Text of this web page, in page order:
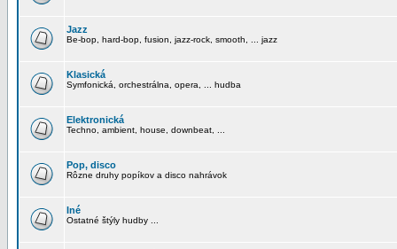
Jazz
Be-bop, hard-bop, fusion, jazz-rock, smooth, ... jazz
Klasická
Symfonická, orchestrálna, opera, ... hudba
Elektronická
Techno, ambient, house, downbeat, ...
Pop, disco
Rôzne druhy popíkov a disco nahrávok
Iné
Ostatné štýly hudby ...